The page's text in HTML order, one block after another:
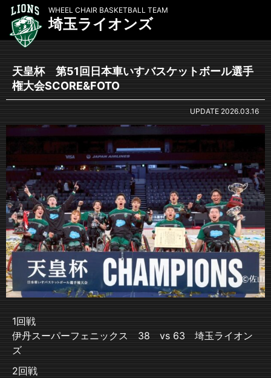
WHEEL CHAIR BASKETBALL TEAM
埼玉ライオンズ
天皇杯 第51回日本車いすバスケットボール選手
権大会SCORE&FOTO
UPDATE2026.03.16
1回戦
伊丹スーパーフェニックス 38 vs 63 埼玉ライオン
ズ
2回戦